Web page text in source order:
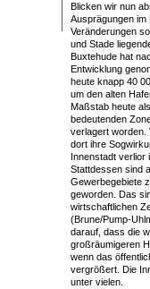
Blicken wir nun
Ausprägungen im
Veränderungen
und Stade
Buxtehude hat
Entwicklung
heute knapp 40
um den alten
Maßstab heute
bedeutenden
verlagert worden.
dort ihre
Innenstadt verlior
Stattdessen sind
Gewerbegebiete
geworden. Das
wirtschaftlichen
(Brune/Pump-
darauf, dass die
großräumigeren
wenn das
vergrößert. Die
unter vielen.